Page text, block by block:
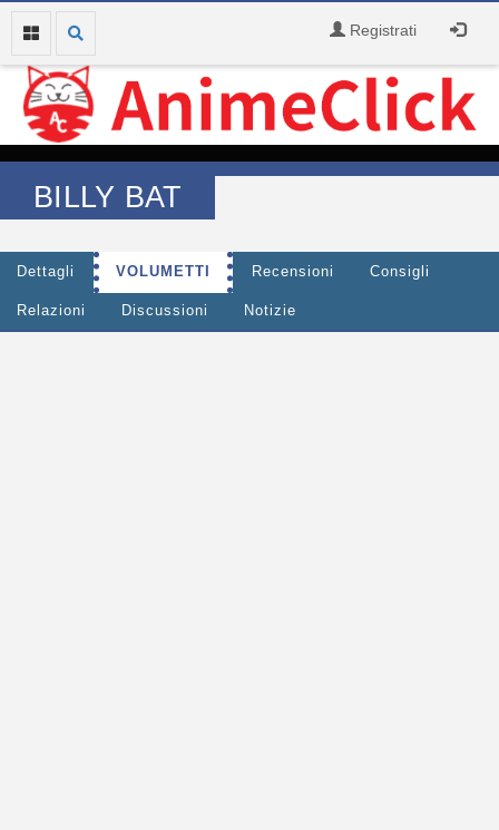
Registrati
BILLY BAT
Dettagli VOLUMETTI Recensioni Consigli
Relazioni Discussioni Notizie